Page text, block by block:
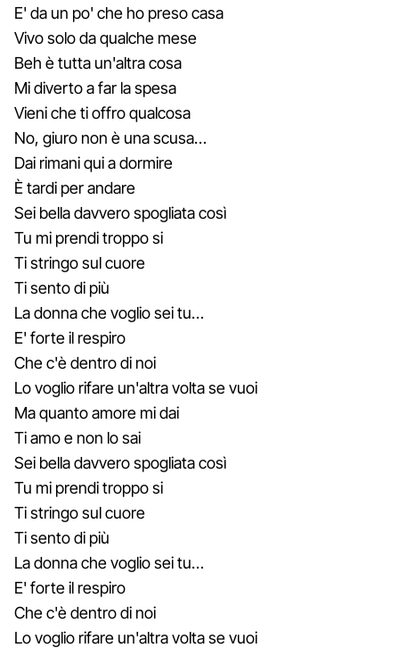
E' da un po' che ho preso casa
Vivo solo da qualche mese
Beh è tutta un'altra cosa
Mi diverto a far la spesa
Vieni che ti offro qualcosa
No, giuro non è una scusa…
Dai rimani qui a dormire
È tardi per andare
Sei bella davvero spogliata così
Tu mi prendi troppo si
Ti stringo sul cuore
Ti sento di più
La donna che voglio sei tu…
E' forte il respiro
Che c'è dentro di noi
Lo voglio rifare un'altra volta se vuoi
Ma quanto amore mi dai
Ti amo e non lo sai
Sei bella davvero spogliata così
Tu mi prendi troppo si
Ti stringo sul cuore
Ti sento di più
La donna che voglio sei tu…
E' forte il respiro
Che c'è dentro di noi
Lo voglio rifare un'altra volta se vuoi